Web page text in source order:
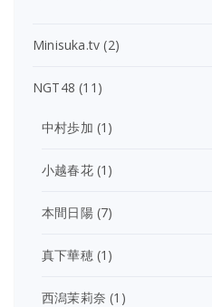
Minisuka.tv (2)
NGT48 (11)
中村歩加 (1)
小越春花(1)
本間日陽(7)
真下華穂(1)
西潟茉莉奈 (1)